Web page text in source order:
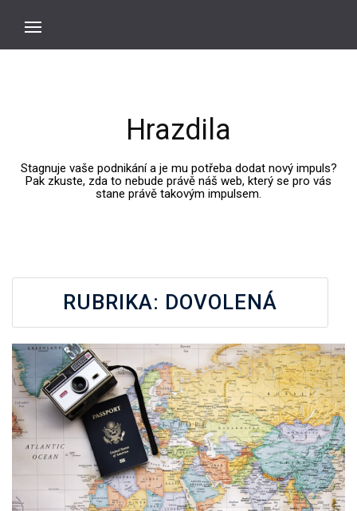
Hrazdila
Stagnuje vaše podnikání a je mu potřeba dodat nový impuls?
Pak zkuste, zda to nebude právě náš web, který se pro vás
stane právě takovým impulsem.
RUBRIKA: DOVOLENÁ